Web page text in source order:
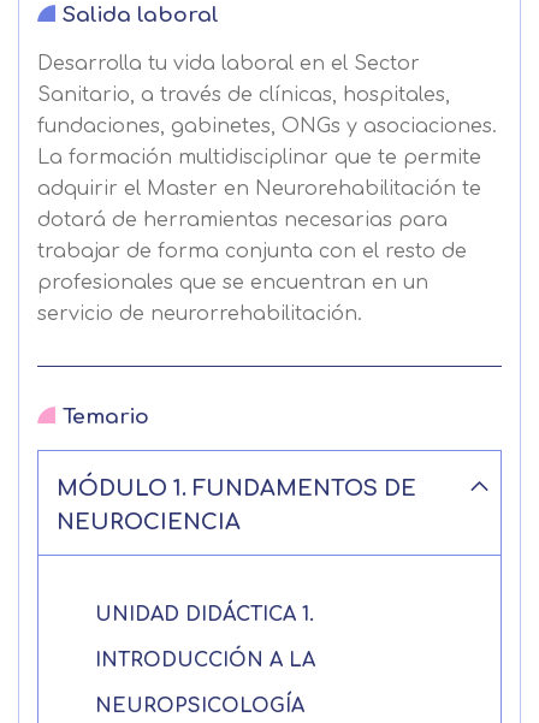
Salida laboral
Desarrolla tu vida laboral en el Sector
Sanitario, a través de clínicas, hospitales,
fundaciones, gabinetes, ONGs y asociaciones.
La formación multidisciplinar que te permite
adquirir el Master en Neurorehabilitación te
dotará de herramientas necesarias para
trabajar de forma conjunta con el resto de
profesionales que se encuentran en un
servicio de neurorrehabilitación.
Temario
MÓDULO 1. FUNDAMENTOS DE
NEUROCIENCIA
UNIDAD DIDÁCTICA 1.
INTRODUCCIÓN A LA
NEUROPSICOLOGÍA